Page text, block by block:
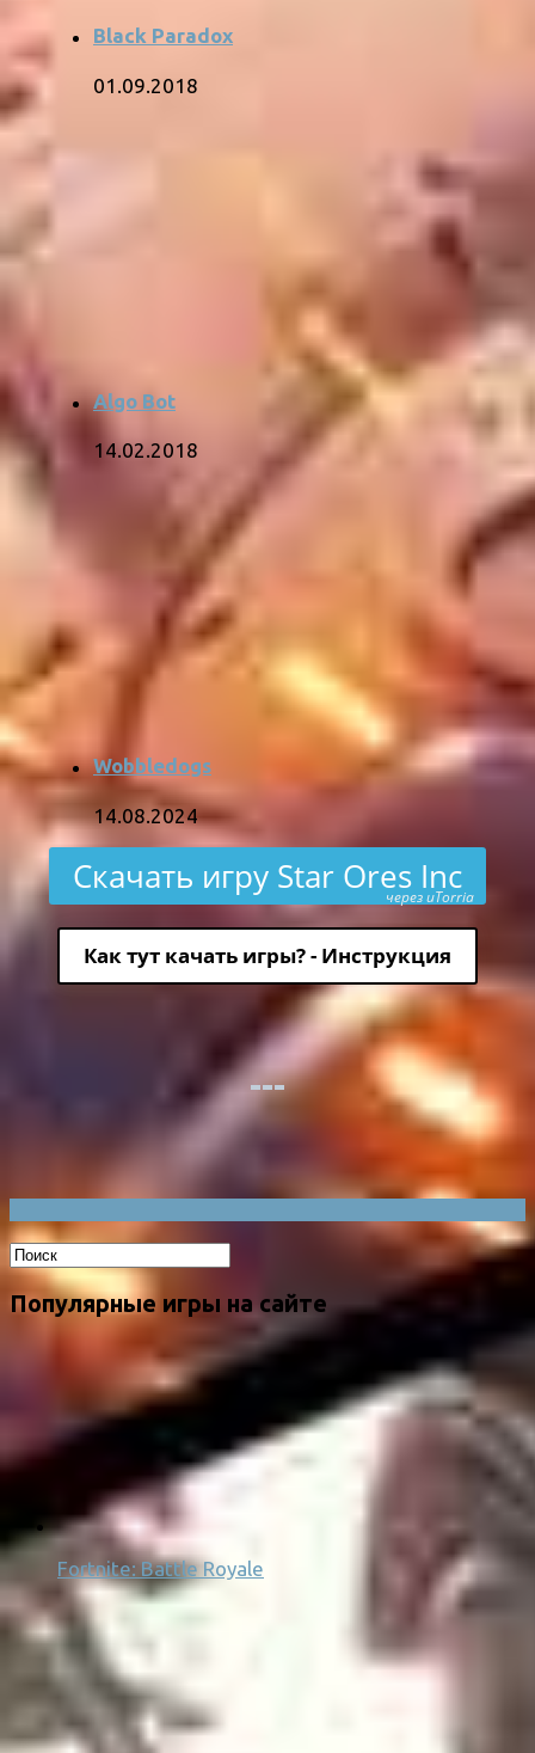
Black Paradox
01.09.2018
Algo Bot
14.02.2018
Wobbledogs
14.08.2024
Скачать игру Star Ores Inc
через uTorria
Как тут качать игры? - Инструкция
Популярные игры на сайте
Fortnite: Battle Royale